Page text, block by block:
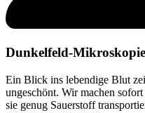
Dunkelfeld-Mikroskopie
Ein Blick ins lebendige Blut
ungeschönt. Wir machen
sie genug Sauerstoff